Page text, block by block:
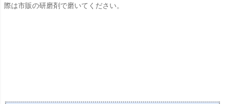
際は市販の研磨剤で磨いてください。